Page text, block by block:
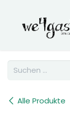
Alle Produkte